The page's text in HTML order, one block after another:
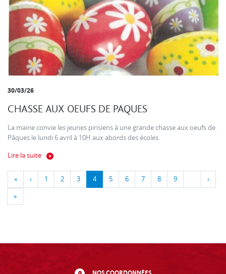
30/03/26
CHASSE AUX OEUFS DE PAQUES
La mairie convie les jeunes pirisiens à une grande chasse aux oeufs de
Pâques le lundi 6 avril à 10H aux abords des écoles.
Lire la suite
« ‹ 1 2 3 4 5 6 7 8 9 … ›
»